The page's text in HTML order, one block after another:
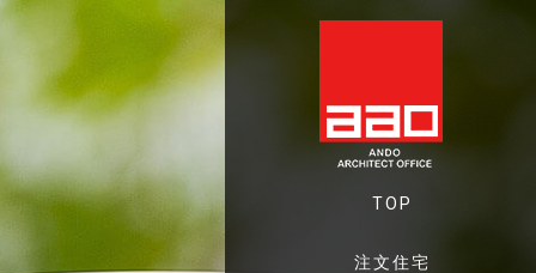
TOP
注文住宅